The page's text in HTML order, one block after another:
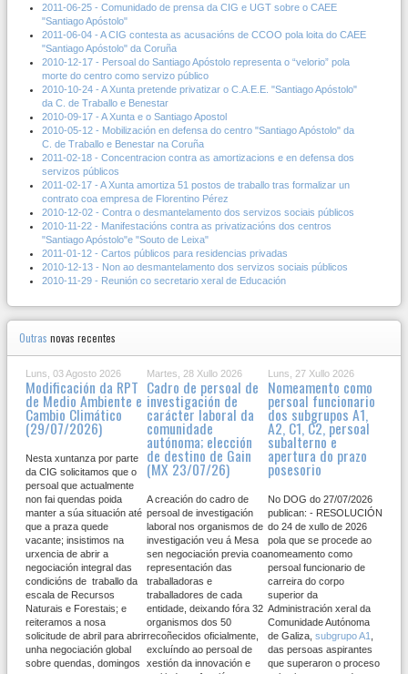
2011-06-25 - Comunidado de prensa da CIG e UGT sobre o CAEE
"Santiago Apóstolo"
2011-06-04 - A CIG contesta as acusacións de CCOO pola loita do CAEE
"Santiago Apóstolo" da Coruña
2010-12-17 - Persoal do Santiago Apóstolo representa o “velorio” pola
morte do centro como servizo público
2010-10-24 - A Xunta pretende privatizar o C.A.E.E. "Santiago Apóstolo"
da C. de Traballo e Benestar
2010-09-17 - A Xunta e o Santiago Apostol
2010-05-12 - Mobilización en defensa do centro "Santiago Apóstolo" da
C. de Traballo e Benestar na Coruña
2011-02-18 - Concentracion contra as amortizacions e en defensa dos
servizos públicos
2011-02-17 - A Xunta amortiza 51 postos de traballo tras formalizar un
contrato coa empresa de Florentino Pérez
2010-12-02 - Contra o desmantelamento dos servizos sociais públicos
2010-11-22 - Manifestacións contra as privatizacións dos centros
"Santiago Apóstolo"e "Souto de Leixa"
2011-01-12 - Cartos públicos para residencias privadas
2010-12-13 - Non ao desmantelamento dos servizos sociais públicos
2010-11-29 - Reunión co secretario xeral de Educación
Outras novas recentes
Luns, 03 Agosto 2026
Modificación da RPT
de Medio Ambiente e
Cambio Climático
(29/07/2026)
Nesta xuntanza por parte
da CIG solicitamos que o
persoal que actualmente
non fai quendas poida
manter a súa situación até
que a praza quede
vacante; insistimos na
urxencia de abrir a
negociación integral das
condicións de traballo da
escala de Recursos
Naturais e Forestais; e
reiteramos a nosa
solicitude de abril para abrir
unha negociación global
sobre quendas, domingos
Martes, 28 Xullo 2026
Cadro de persoal de
investigación de
carácter laboral da
comunidade
autónoma; elección
de destino de Gain
(MX 23/07/26)
A creación do cadro de
persoal de investigación
laboral nos organismos de
investigación veu á Mesa
sen negociación previa coa
representación das
traballadoras e
traballadores de cada
entidade, deixando fóra 32
organismos dos 50
recoñecidos oficialmente,
excluíndo ao persoal de
xestión da innovación e
Luns, 27 Xullo 2026
Nomeamento como
persoal funcionario
dos subgrupos A1,
A2, C1, C2, persoal
subalterno e
apertura do prazo
posesorio
No DOG do 27/07/2026
publican: - RESOLUCIÓN
do 24 de xullo de 2026
pola que se procede ao
nomeamento como
persoal funcionario de
carreira do corpo
superior da
Administración xeral da
Comunidade Autónoma
de Galiza, subgrupo A1
das persoas aspirantes
que superaron o proceso